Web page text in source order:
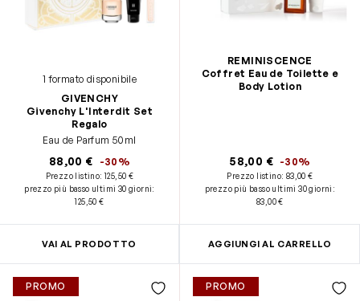
1 formato disponibile
GIVENCHY
Givenchy L'Interdit Set
Regalo
Eau de Parfum 50ml
88,00 € -30%
Prezzo listino:125,50 €
prezzo più basso ultimi 30 giorni:
125,50 €
VAI AL PRODOTTO
REMINISCENCE
Coffret Eau de Toilette e
Body Lotion
58,00 € -30%
Prezzo listino: 83,00 €
prezzo più basso ultimi 30 giorni :
83,00 €
AGGIUNGI AL CARRELLO
PROMO PROMO